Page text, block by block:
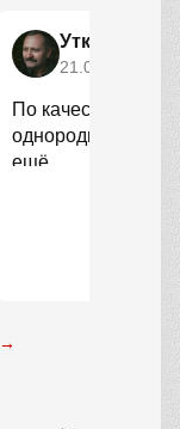
Уткин
21.04.2025
По качеству
однородный, без
ещё.
→